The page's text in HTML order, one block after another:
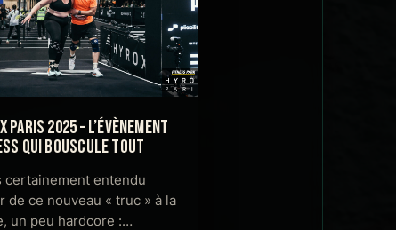
PARIS 2025 – L’ÉVÈNEMENT
QUI BOUSCULE TOUT
certainement entendu
de ce nouveau « truc » à la
un peu hardcore :…